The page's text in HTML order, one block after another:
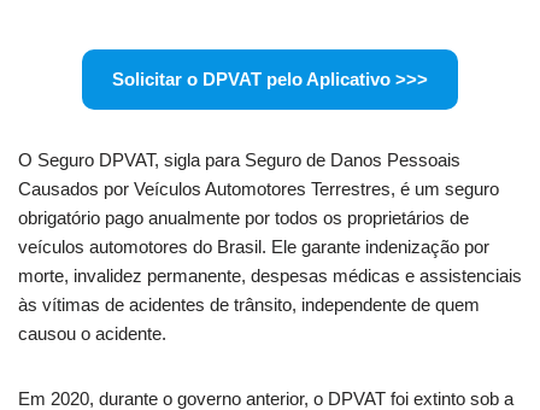
Solicitar o DPVAT pelo Aplicativo >>>
O Seguro DPVAT, sigla para Seguro de Danos Pessoais
Causados por Veículos Automotores Terrestres, é um seguro
obrigatório pago anualmente por todos os proprietários de
veículos automotores do Brasil. Ele garante indenização por
morte, invalidez permanente, despesas médicas e assistenciais
às vítimas de acidentes de trânsito, independente de quem
causou o acidente.
Em 2020, durante o governo anterior, o DPVAT foi extinto sob a